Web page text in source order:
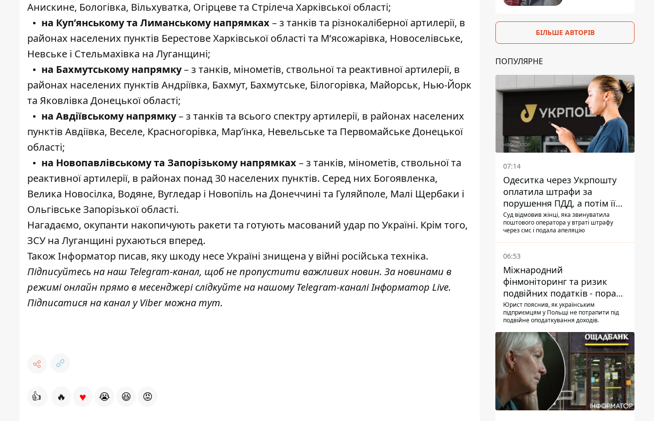
Анискине, Бологівка, Вільхуватка, Огірцеве та Стрілеча Харківської області;
на Куп’янському та Лиманському напрямках– з танків та різнокаліберної артилерії, в
районах населених пунктів Берестове Харківської області та М’ясожарівка, Новоселівське,
Невське і Стельмахівка на Луганщині;
на Бахмутському напрямку– з танків, мінометів, ствольної та реактивної артилерії, в
районах населених пунктів Андріївка, Бахмут, Бахмутське, Білогорівка, Майорськ, Нью-Йорк
та Яковлівка Донецької області;
на Авдіївському напрямку– з танків та всього спектру артилерії, в районах населених
пунктів Авдіївка, Веселе, Красногорівка, Мар’їнка, Невельське та Первомайське Донецької
області;
на Новопавлівському та Запорізькому напрямках– з танків, мінометів, ствольної та
реактивної артилерії, в районах понад 30 населених пунктів. Серед них Богоявленка,
Велика Новосілка, Водяне, Вугледар і Новопіль на Донеччині та Гуляйполе, Малі Щербаки і
Ольгівське Запорізької області.
Нагадаємо, окупанти накопичують ракети та готують масований удар по Україні. Крім того,
ЗСУна Луганщині рухаються вперед.
ТакожІнформатор писав, яку шкоду несе Україні знищена у війні російська техніка.
Підписуйтесь на наш Telegram-канал, щоб не пропустити важливих новин. За новинами в
режимі онлайн прямо в месенджері слідкуйте на нашому Telegram-каналіІнформатор Live.
Підписатися на канал у Viber можнатут.
👍 🔥 ♥ 😭 😆 😡
БІЛЬШЕ АВТОРІВ
ПОПУЛЯРНЕ
07:14
Одеситка через Укрпошту
оплатила штрафи за
порушення ПДД, а потім її
рахунки заблокували - в
чому причина і що вирішив
Суд відмовив жінці, яка звинуватила
поштового оператора у втраті штрафу
через смс і подала апеляцію
06:53
Міжнародний
фінмоніторинг та ризик
подвійних податків - поради
українцям в Польщі
Юрист пояснив, як українським
підприємцям у Польщі не потрапити під
подвійне оподаткування доходів.